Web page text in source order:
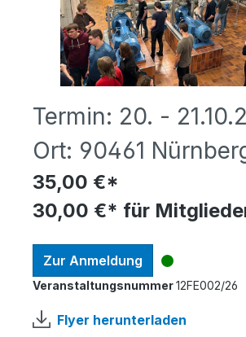
Termin: 20. -
Ort: 90461
35,00 €*
30,00 €* für
Zur Anmeldung
Veranstaltungsnummer12FE002/26
Flyer herunterladen